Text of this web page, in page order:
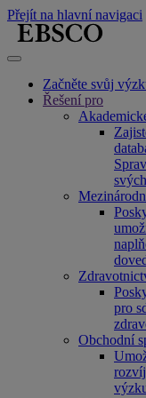
Přejít na hlavní navigaci
Začněte svůj
Řešení pro
pro
Obchodní